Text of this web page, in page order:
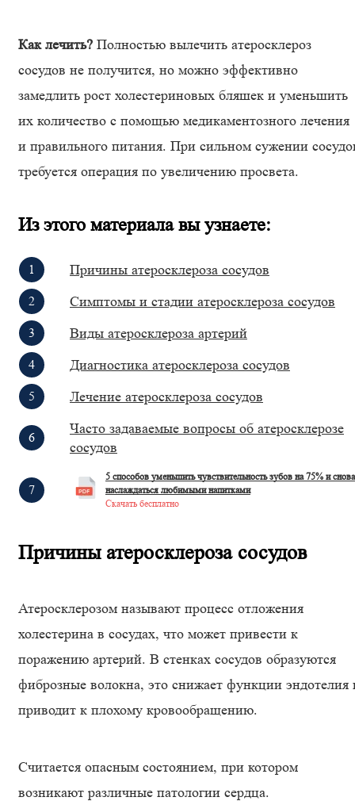
Как лечить? Полностью вылечить атеросклероз
сосудов не получится, но можно эффективно
замедлить рост холестериновых бляшек и уменьшить
их количество с помощью медикаментозного лечения
и правильного питания. При сильном сужении
требуется операция по увеличению просвета.
Из этого материала вы узнаете:
Причины атеросклероза сосудов
Симптомы и стадии атеросклероза сосудов
Виды атеросклероза артерий
Диагностика атеросклероза сосудов
Лечение атеросклероза сосудов
Часто задаваемые вопросы об атеросклерозе
сосудов
5 способов уменьшить чувствительность зубов на 75% и снова
наслаждаться любимыми напитками
Скачать бесплатно
Причины атеросклероза сосудов
Атеросклерозом называют процесс отложения
холестерина в сосудах, что может привести к
поражению артерий. В стенках сосудов образуются
фиброзные волокна, это снижает функции эндотелия
приводит к плохому кровообращению.
Считается опасным состоянием, при котором
возникают различные патологии сердца.